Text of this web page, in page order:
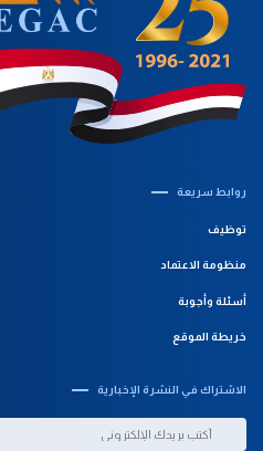
روابط سريعة‎
توظيف
منظومة الاعتماد
أسئلة وأجوبة
خريطة الموقع
الاشتراك في النشرة الإخبارية